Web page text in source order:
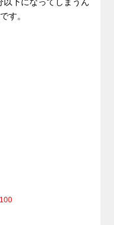
下になってしまうん
す。